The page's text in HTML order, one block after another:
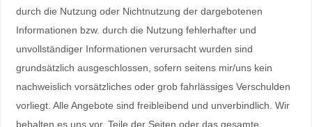
durch die Nutzung oder Nichtnutzung der dargebotenen
Informationen bzw. durch die Nutzung fehlerhafter und
unvollständiger Informationen verursacht wurden sind
grundsätzlich ausgeschlossen, sofern seitens mir/uns kein
nachweislich vorsätzliches oder grob fahrlässiges Verschulden
vorliegt. Alle Angebote sind freibleibend und unverbindlich. Wir
behalten es uns vor, Teile der Seiten oder das gesamte